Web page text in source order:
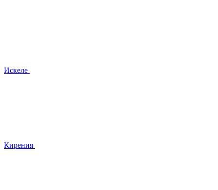
Искеле
Кирения